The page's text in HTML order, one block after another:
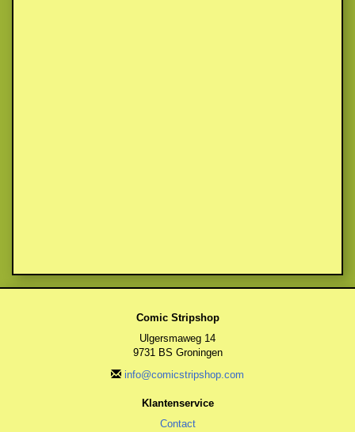
Comic Stripshop
Ulgersmaweg 14
9731 BS Groningen
info@comicstripshop.com
Klantenservice
Contact